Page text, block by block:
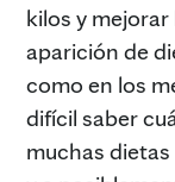
kilos y
aparición de
como en los
difícil saber
muchas